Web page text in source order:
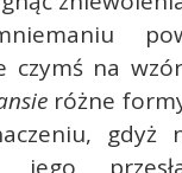
czymś na
różne
gdyż